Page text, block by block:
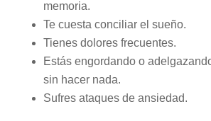
memoria.
Te cuesta conciliar el sueño.
Tienes dolores frecuentes.
Estás engordando o
sin hacer nada.
Sufres ataques de ansiedad.